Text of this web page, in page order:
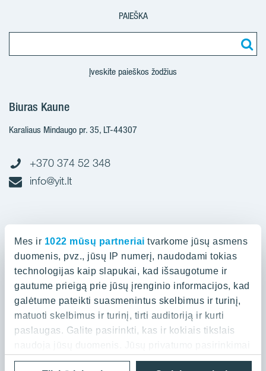
Mes ir 1022 mūsų partneriai tvarkome jūsų asmens
duomenis, pvz., jūsų IP numerį, naudodami tokias
technologijas kaip slapukai, kad išsaugotume ir
gautume prieigą prie jūsų įrenginio informacijos, kad
galėtume pateikti suasmenintus skelbimus ir turinį,
matuoti skelbimus ir turinį, tirti auditoriją ir kurti
paslaugas. Galite pasirinkti, kas ir kokiais tikslais
naudoja jūsų duomenis. Jūsų privatumo pasirinkimai
galioja tik šioje skaitmeninėje nuosavybėje, kurioje
PAIEŠKA
Įveskite paieškos žodžius
Biuras Kaune
Karaliaus Mindaugo pr. 35, LT-44307
+370 374 52 348
info@yit.lt
Spaudos g. 7, LT-05132
+370 523 88 836
info@yit.lt
Naudojimo sąlygos ir Privatumo politika Cookies